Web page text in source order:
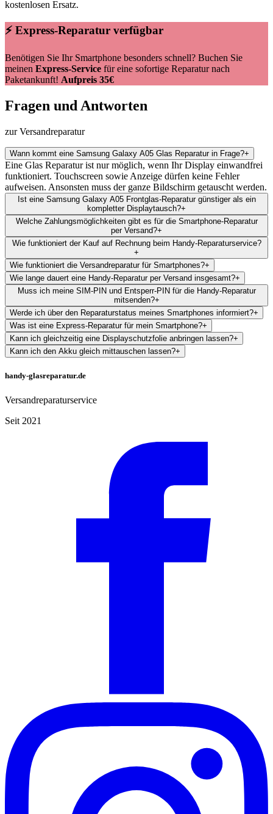
kostenlosen Ersatz.
⚡ Express-Reparatur verfügbar
Benötigen Sie Ihr Smartphone besonders schnell? Buchen Sie
meinen Express-Service für eine sofortige Reparatur nach
Paketankunft! Aufpreis 35€
Fragen und Antworten
zur Versandreparatur
Wann kommt eine Samsung Galaxy A05 Glas Reparatur in Frage?+
Eine Glas Reparatur ist nur möglich, wenn Ihr Display einwandfrei
funktioniert. Touchscreen sowie Anzeige dürfen keine Fehler
aufweisen. Ansonsten muss der ganze Bildschirm getauscht werden.
Ist eine Samsung Galaxy A05 Frontglas-Reparatur günstiger als ein
kompletter Displaytausch?+
Welche Zahlungsmöglichkeiten gibt es für die Smartphone-Reparatur
per Versand?+
Wie funktioniert der Kauf auf Rechnung beim Handy-Reparaturservice?
+
Wie funktioniert die Versandreparatur für Smartphones?+
Wie lange dauert eine Handy-Reparatur per Versand insgesamt?+
Muss ich meine SIM-PIN und Entsperr-PIN für die Handy-Reparatur
mitsenden?+
Werde ich über den Reparaturstatus meines Smartphones informiert?+
Was ist eine Express-Reparatur für mein Smartphone?+
Kann ich gleichzeitig eine Displayschutzfolie anbringen lassen?+
Kann ich den Akku gleich mittauschen lassen?+
handy-glasreparatur.de
Versandreparaturservice
Seit 2021